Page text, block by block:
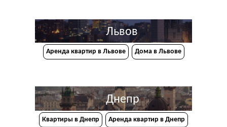
Львов
Аренда квартир в Львове Дома в Львове
Днепр
Квартиры в Днепр Аренда квартир в Днепр